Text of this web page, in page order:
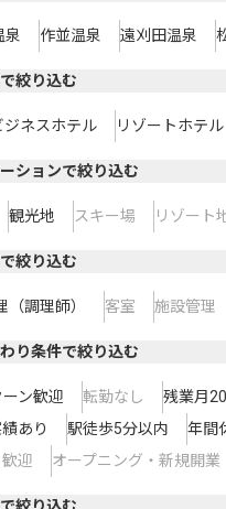
泉 作並温泉 遠刈田温泉
絞り込む
ジネスホテル リゾートホテル
ションで絞り込む
観光地 スキー場 リゾート
絞り込む
（調理師） 客室 施設管理
り条件で絞り込む
ーン歓迎 転勤なし 残業月
あり
駅徒歩5分以内 年間
迎
オープニング・新規開業